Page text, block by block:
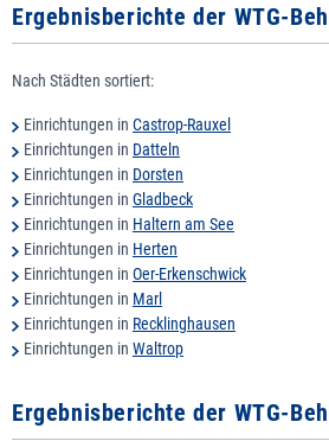
Ergebnisberichte der WTG-
Nach Städten sortiert:
Einrichtungen in Castrop-Rauxel
Einrichtungen in Datteln
Einrichtungen in Dorsten
Einrichtungen in Gladbeck
Einrichtungen in Haltern am See
Einrichtungen in Herten
Einrichtungen in Oer-Erkenschwick
Einrichtungen in Marl
Einrichtungen in Recklinghausen
Einrichtungen in Waltrop
Ergebnisberichte der WTG-